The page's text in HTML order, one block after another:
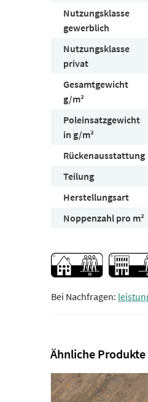
Nutzungsklasse
gewerblich
Nutzungsklasse
privat
Gesamtgewicht
g/m²
Poleinsatzgewicht
in g/m²
Rückenausstattung
Teilung
Herstellungsart
Noppenzahl pro m²
Bei Nachfragen:
Ähnliche Produkte